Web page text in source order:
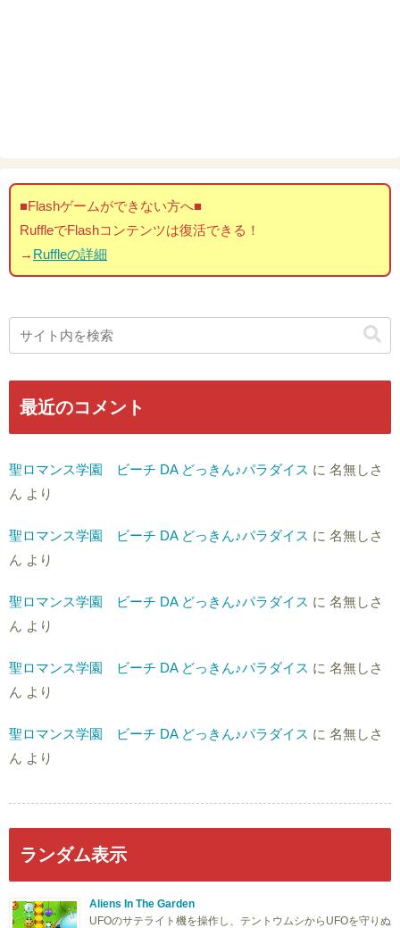
■Flashゲームができない方へ■
RuffleでFlashコンテンツは復活できる！
→ Ruffleの詳細
最近のコメント
聖ロマンス学園 ビーチ DA どっきん♪パラダイス に 名無しさ
ん より
聖ロマンス学園 ビーチ DA どっきん♪パラダイス に 名無しさ
ん より
聖ロマンス学園 ビーチ DA どっきん♪パラダイス に 名無しさ
ん より
聖ロマンス学園 ビーチ DA どっきん♪パラダイス に 名無しさ
ん より
聖ロマンス学園 ビーチ DA どっきん♪パラダイス に 名無しさ
ん より
ランダム表示
Aliens In The Garden
UFOのサテライト機を操作し、テントウムシからUFOを守りぬ